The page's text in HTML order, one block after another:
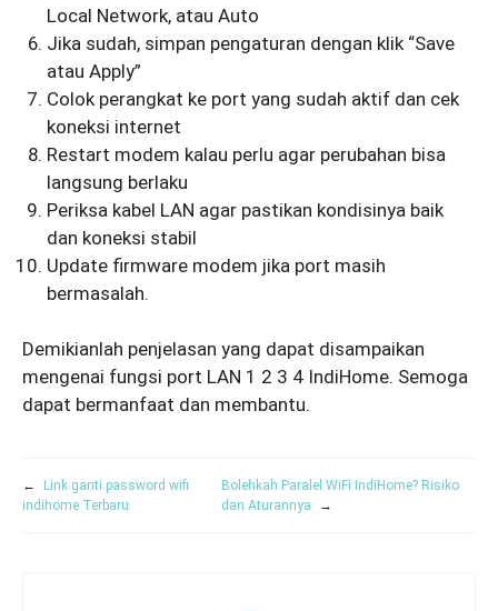
Local Network, atau Auto
Jika sudah, simpan pengaturan dengan klik “Save
atau Apply”
Colok perangkat ke port yang sudah aktif dan cek
koneksi internet
Restart modem kalau perlu agar perubahan bisa
langsung berlaku
Periksa kabel LAN agar pastikan kondisinya baik
dan koneksi stabil
Update firmware modem jika port masih
bermasalah.
Demikianlah penjelasan yang dapat disampaikan
mengenai fungsi port LAN 1 2 3 4 IndiHome. Semoga
dapat bermanfaat dan membantu.
←
Link ganti password wifi
indihome Terbaru
Bolehkah Paralel WiFi IndiHome? Risiko
dan Aturannya
→